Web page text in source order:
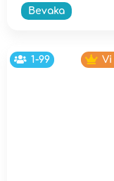
Bevaka
1-99